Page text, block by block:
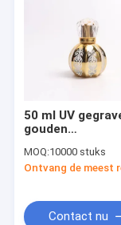
50 ml UV
gouden
parfumglasfles
UV acryl deksel
MOQ:10000 stuks
Ontvang de meest
Contact nu